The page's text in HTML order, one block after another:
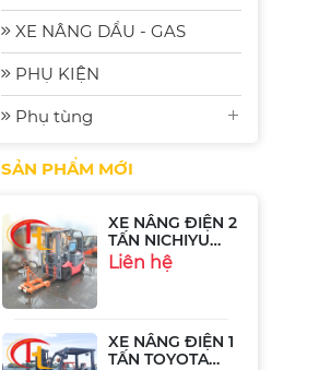
XE NÂNG DẦU - GAS
PHỤ KIỆN
Phụ tùng
SẢN PHẨM MỚI
Bền Bỉ, Hiệu
Quả và Tiết
Kiệm Năng
Liên hệ
Ngồi Lái 2.5 Tấn
XE NÂNG ĐIỆN 2
TẤN NICHIYU
FB20P-75-300
Liên hệ
XE NÂNG ĐIỆN 1
TẤN TOYOTA